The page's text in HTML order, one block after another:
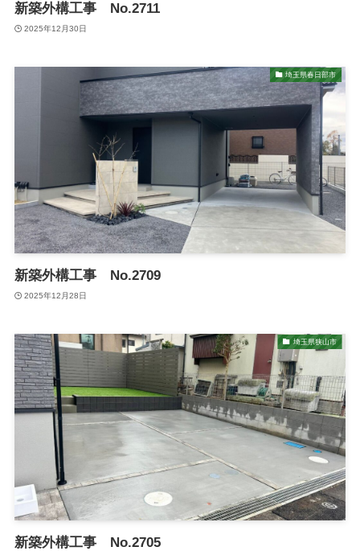
新築外構工事 No.2711
2025年12月30日
埼玉県春日部市
新築外構工事 No.2709
2025年12月28日
埼玉県狭山市
新築外構工事 No.2705